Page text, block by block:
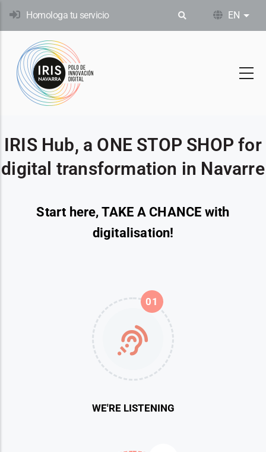
Skip
content
Homologa tu servicio EN List
IRIS Hub, a ONE STOP SHOP for
digital transformation in Navarre
Start here, TAKE A CHANCE with
digitalisation!
01
WE'RE LISTENING